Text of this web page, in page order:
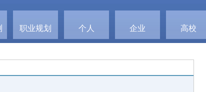
职业规划 个人 企业 高校